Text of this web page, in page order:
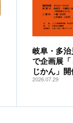
岐阜・多
で企画展
じかん」開
2026.07.29